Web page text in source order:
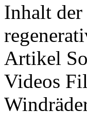
Inhalt
Artikel
Videos